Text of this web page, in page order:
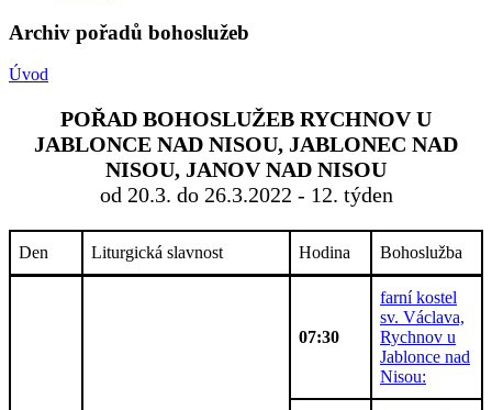
Archiv pořadů bohoslužeb
Úvod
POŘAD BOHOSLUŽEB RYCHNOV U
JABLONCE NAD NISOU, JABLONEC NAD
NISOU, JANOV NAD NISOU
od 20.3. do 26.3.2022 - 12. týden
Den Liturgická slavnost Hodina Bohoslužba
07:30
farní kostel
sv. Václava,
Rychnov u
Jablonce nad
Nisou: